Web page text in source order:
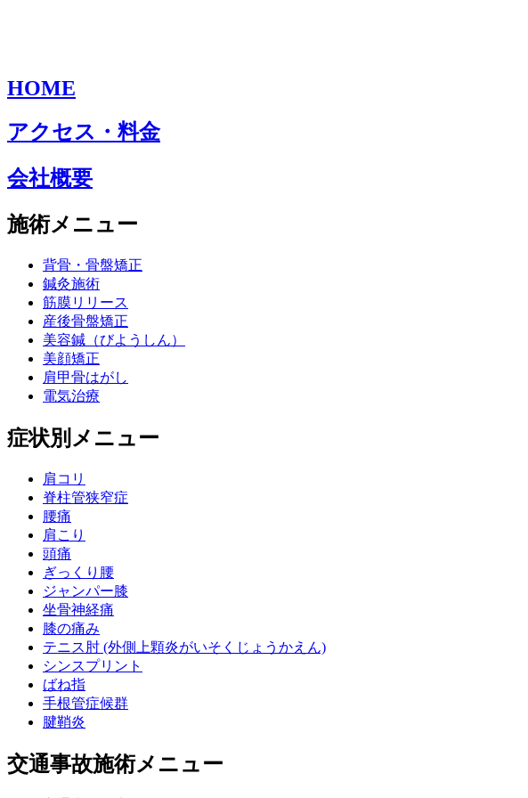
HOME
アクセス・料金
会社概要
施術メニュー
背骨・骨盤矯正
鍼灸施術
筋膜リリース
産後骨盤矯正
美容鍼（びようしん）
美顔矯正
肩甲骨はがし
電気治療
症状別メニュー
肩コリ
脊柱管狭窄症
腰痛
肩こり
頭痛
ぎっくり腰
ジャンパー膝
坐骨神経痛
膝の痛み
テニス肘 (外側上顆炎がいそくじょうかえん)
シンスプリント
ばね指
手根管症候群
腱鞘炎
交通事故施術メニュー